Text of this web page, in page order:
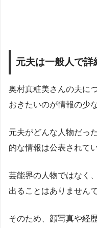
元夫は一般人で詳
奥村真粧美さんの夫に
おきたいのが情報の少
元夫がどんな人物だっ
的な情報は公表されて
芸能界の人物ではなく
出ることはありません
そのため、顔写真や経